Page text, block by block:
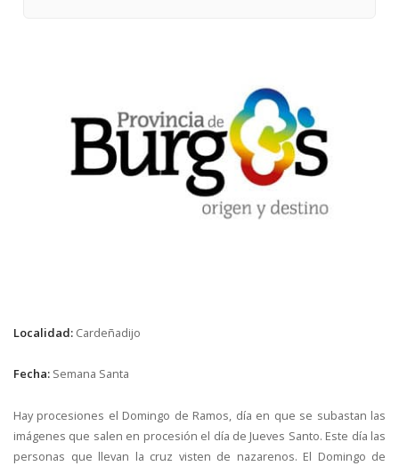
Localidad: Cardeñadijo
Fecha: Semana Santa
Hay procesiones el Domingo de Ramos, día en que se subastan las
imágenes que salen en procesión el día de Jueves Santo. Este día las
personas que llevan la cruz visten de nazarenos. El Domingo de